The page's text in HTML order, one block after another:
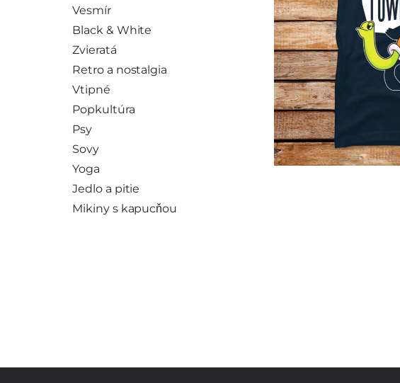
Vesmír
Black & White
Zvieratá
Retro a nostalgia
Vtipné
Popkultúra
Psy
Sovy
Yoga
Jedlo a pitie
Mikiny s kapucňou